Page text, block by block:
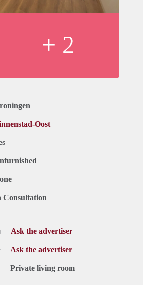
van binnengekomen reacties
het grote aantal aanvragen kunnen
een bezichtiging. We kunnen
+ 2
Oost
Consultation
Ask the advertiser
Ask the advertiser
Private living room